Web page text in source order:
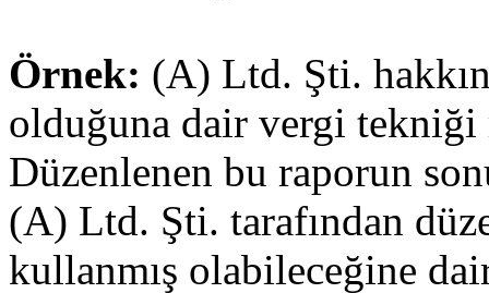
Örnek: (A) Ltd. Şti.
olduğuna dair vergi
Düzenlenen bu raporun
(A) Ltd. Şti. tarafından
kullanmış olabileceğine